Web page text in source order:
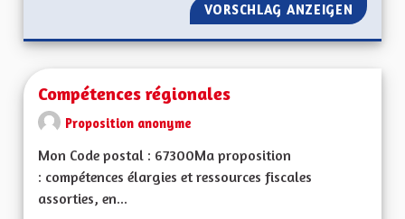
VORSCHLAG ANZEIGEN
Compétences régionales
Proposition anonyme
Mon Code postal : 67300Ma proposition
: compétences élargies et ressources fiscales
assorties, en...